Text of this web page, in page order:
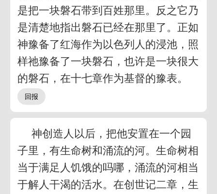
是把一块磐石带到百姓那里。反之它乃
是清楚地指出磐石已经在那里了。正如
神豫备了红海作为以色列人的浸池，照
样祂豫备了一块磐石，也许是一块很大
的磐石，在十七章作为基督的豫表。
神创造人以后，把他安置在一个园
子里，有生命树和涌流的河。生命树相
当于满足人饥饿的吗哪，涌流的河相当
于解人干渴的活水。在创世记二章，生